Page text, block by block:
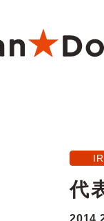
Can★Doについて IR
代